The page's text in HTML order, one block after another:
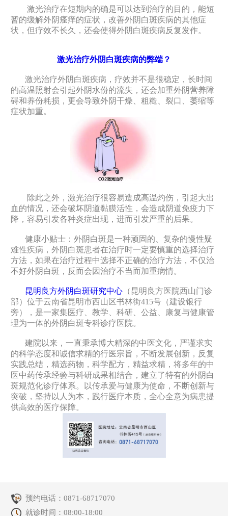
激光治疗在短期内的确是可以达到治疗的目的，能短
暂的缓解外阴瘙痒的症状，改善外阴白斑疾病的其他症
状，但疗效不长久，还会使得外阴白斑疾病反复发作。
激光治疗外阴白斑疾病的弊端？
激光治疗外阴白斑疾病，疗效并不是很稳定，长时间
的高温照射会引起外阴水份的流失，还会加重外阴营养障
碍和养份耗损，更会导致外阴干燥、粗糙、裂口、萎缩等
症状加重。
除此之外，激光治疗很容易造成高温灼伤，引起大出
血的情况，还会破坏阴道黏膜活性，会造成阴道免疫力下
降，容易引发各种炎症出现，进而引发严重的后果。
健康小贴士：外阴白斑是一种顽固的、复杂的慢性疑
难性疾病，外阴白斑患者在治疗时一定要慎重的选择治疗
方法，如果在治疗过程中选择不正确的治疗方法，不仅治
不好外阴白斑，反而会因治疗不当而加重病情。
昆明良方外阴白斑研究中心 （昆明良方医院西山门诊
部）位于云南省昆明市西山区书林街415号（建设银行
旁），是一家集医疗、教学、科研、公益、康复与健康管
理为一体的外阴白斑专科诊疗医院。
建院以来，一直秉承博大精深的中医文化，严谨求实
的科学态度和诚信求精的行医宗旨，不断发展创新，反复
实践总结，精选药物，科学配方，精益求精，将多年的中
医中药传承经验与科研成果相结合，建立了特有的外阴白
斑规范化诊疗体系。以传承爱与健康为使命，不断创新与
突破，坚持以人为本，践行医疗本质，全心全意为病患提
供高效的医疗保障。
预约电话：0871-68717070
就诊时间：08:00-18:00